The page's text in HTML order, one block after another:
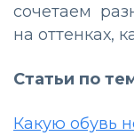
сочетаем
на оттенках,
Статьи по
Какую обувь